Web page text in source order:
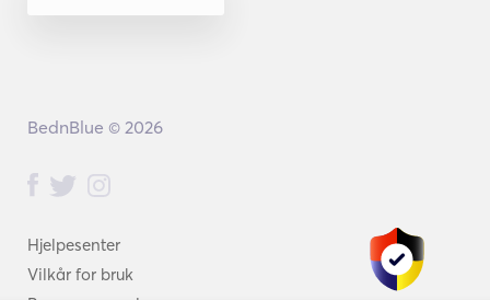
Hjelpesenter
Vilkår for bruk
BednBlue © 2026